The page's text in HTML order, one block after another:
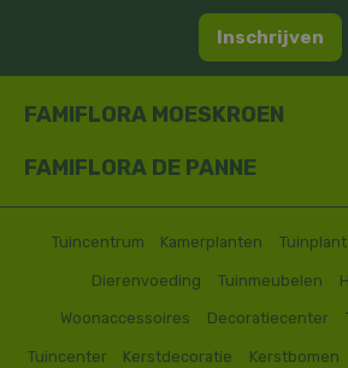
Inschrijven
FAMIFLORA MOESKROEN
FAMIFLORA DE PANNE
Tuincentrum Kamerplanten
Dierenvoeding Tuinmeubelen
Woonaccessoires Decoratiecenter
Tuincenter Kerstdecoratie Kerstbomen